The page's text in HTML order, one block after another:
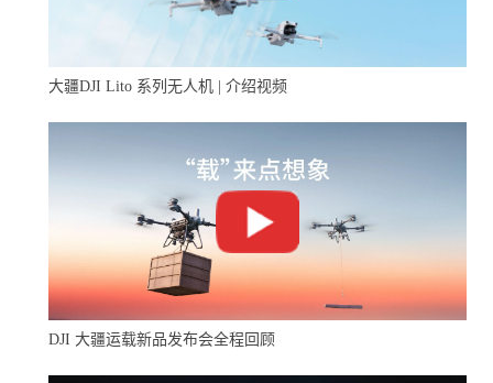
大疆DJI Lito 系列无人机 | 介绍视频
DJI 大疆运载新品发布会全程回顾